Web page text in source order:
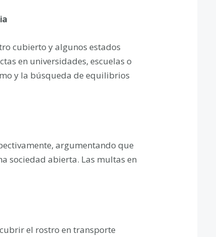
cubierto y algunos estados
en universidades, escuelas o
y la búsqueda de equilibrios
argumentando que
sociedad abierta. Las multas en
el rostro en transporte